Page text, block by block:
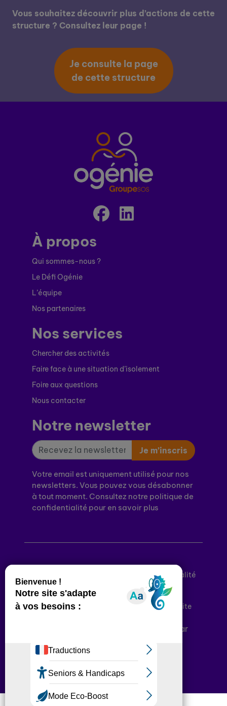
Vous souhaitez découvrir plus d’actions de cette
structure ? Consultez leur page !
Je consulte la page
de cette structure
À propos
Qui sommes-nous ?
Le Défi Ogénie
L’équipe
Nos partenaires
Nos services
Chercher des activités
Faire face à une situation d’isolement
Foire aux questions
Nous contacter
Notre newsletter
Je m’inscris
Votre email est uniquement utilisé pour nos
newsletters. Vous pouvez vous désabonner
à tout moment. Consultez notre politique de
confidentialité pour en savoir plus
Politique de confidentialité
Conditions générales d’utilisation
Déclaration d’accessibilité
Plan du site
Plateforme développée en France par